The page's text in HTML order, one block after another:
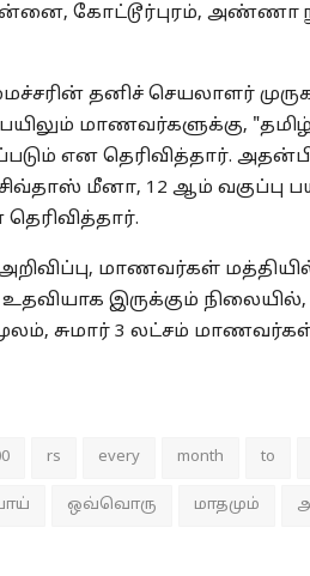
கோட்டூர்புரம், அண்ணா
தனிச் செயலாளர்
மாணவர்களுக்கு, "தமிழ்
என தெரிவித்தார்.
மீனா, 12 ஆம் வகுப்பு
மாணவர்கள்
உதவியாக இருக்கும்
மூலம், சுமார் 3 லட்சம்
rs every month to
ஒவ்வொரு மாதமும்